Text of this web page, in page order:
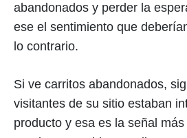
abandonados y perder la
ese el sentimiento que
lo contrario.
Si ve carritos abandonados,
visitantes de su sitio estaban
producto y esa es la señal